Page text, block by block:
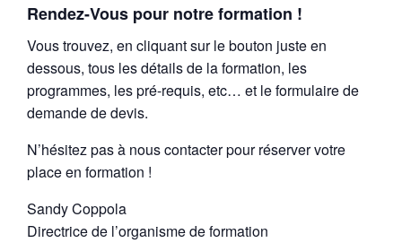
Rendez-Vous pour notre formation !
Vous trouvez, en cliquant sur le bouton juste en
dessous, tous les détails de la formation, les
programmes, les pré-requis, etc… et le formulaire de
demande de devis.
N’hésitez pas à nous contacter pour réserver votre
place en formation !
Sandy Coppola
Directrice de l’organisme de formation